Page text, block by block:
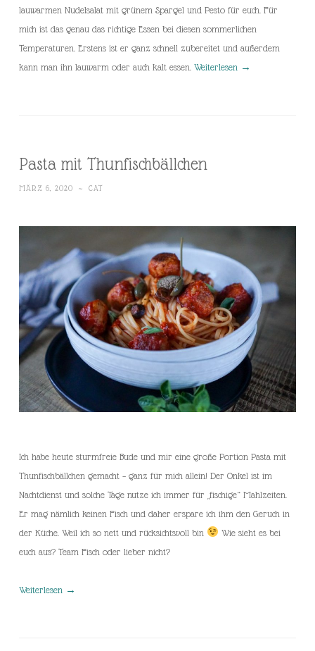
lauwarmen Nudelsalat mit grünem Spargel und Pesto für euch. Für
mich ist das genau das richtige Essen bei diesen sommerlichen
Temperaturen. Erstens ist er ganz schnell zubereitet und außerdem
kann man ihn lauwarm oder auch kalt essen. Weiterlesen →
Pasta mit Thunfischbällchen
MÄRZ 6, 2020 ~ CAT
Ich habe heute sturmfreie Bude und mir eine große Portion Pasta mit
Thunfischbällchen gemacht – ganz für mich allein! Der Onkel ist im
Nachtdienst und solche Tage nutze ich immer für „fischige“ Mahlzeiten.
Er mag nämlich keinen Fisch und daher erspare ich ihm den Geruch in
der Küche. Weil ich so nett und rücksichtsvoll bin
Wie sieht es bei
euch aus? Team Fisch oder lieber nicht?
Weiterlesen →